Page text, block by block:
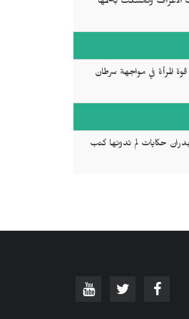
المرأة في مواجهة سرطان
حكايات لم تدونها كتب